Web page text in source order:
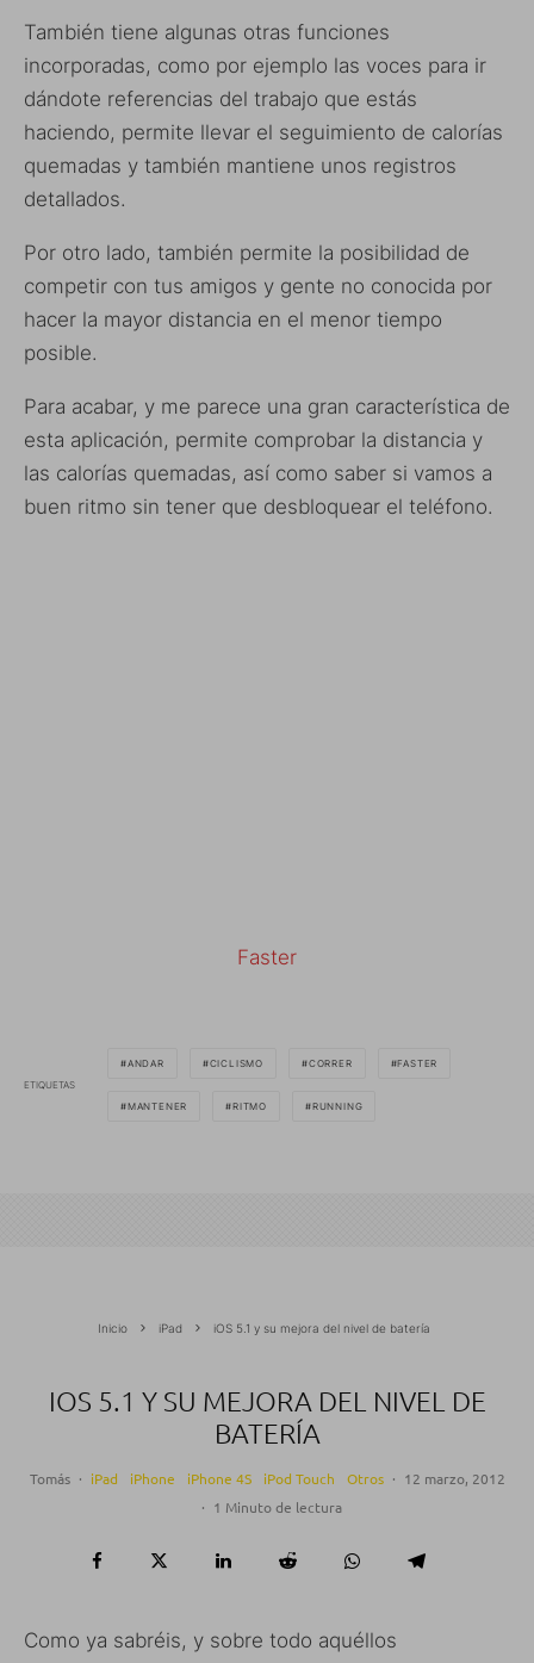
También tiene algunas otras funciones
incorporadas, como por ejemplo las voces para ir
dándote referencias del trabajo que estás
haciendo, permite llevar el seguimiento de calorías
quemadas y también mantiene unos registros
detallados.
Por otro lado, también permite la posibilidad de
competir con tus amigos y gente no conocida por
hacer la mayor distancia en el menor tiempo
posible.
Para acabar, y me parece una gran característica de
esta aplicación, permite comprobar la distancia y
las calorías quemadas, así como saber si vamos a
buen ritmo sin tener que desbloquear el teléfono.
Faster
ETIQUETAS
ANDAR CICLISMO CORRER FASTER
MANTENER RITMO RUNNING
Inicio iPad iOS 5.1 y su mejora del nivel de batería
IOS 5.1 Y SU MEJORA DEL NIVEL DE
BATERÍA
Tomás · iPad iPhone iPhone 4S iPod Touch Otros · 12 marzo, 2012
· 1 Minuto de lectura
Como ya sabréis, y sobre todo aquéllos